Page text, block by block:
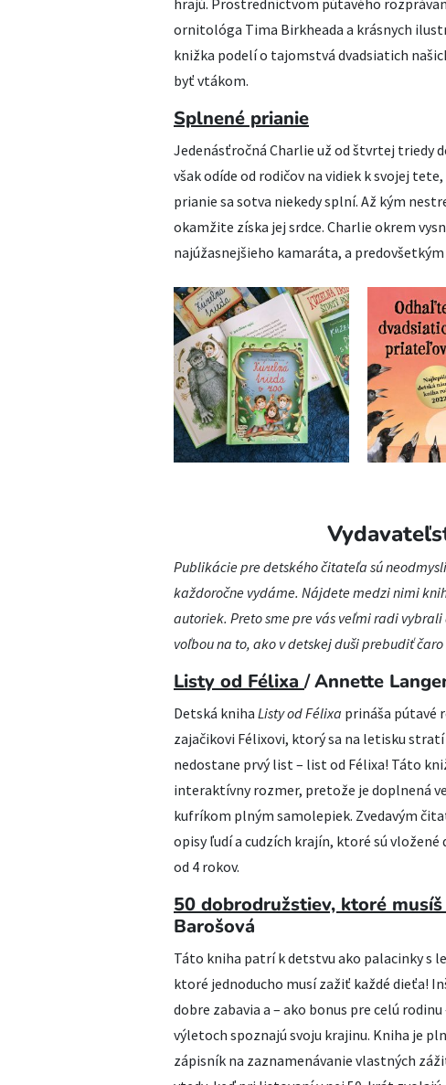
hrajú. Prostredníctvom pútavého
ornitológa Tima Birkheada a krásnych
knižka podelí o tajomstvá dvadsiatich
byť vtákom.
Splnené prianie
Jedenásťročná Charlie už od štvrtej triedy
však odíde od rodičov na vidiek k svojej
prianie sa sotva niekedy splní. Až kým
okamžite získa jej srdce. Charlie okrem
najúžasnejšieho kamaráta, a
Publikácie pre detského čitateľa sú
každoročne vydáme. Nájdete medzi nimi
autoriek. Preto sme pre vás veľmi radi
voľbou na to, ako v detskej duši prebudiť čaro
Listy od Félixa/Annette
Detská kniha Listy od Félixa prináša pútavé
zajačikovi Félixovi, ktorý sa na letisku
nedostane prvý list – list od Félixa! Táto
interaktívny rozmer, pretože je doplnená
kufríkom plným samolepiek. Zvedavým
opisy ľudí a cudzích krajín, ktoré sú
od 4 rokov.
50 dobrodružstiev, ktoré
Barošová
Táto kniha patrí k detstvu ako palacinky s
ktoré jednoducho musí zažiť každé dieťa!
dobre zabavia a – ako bonus pre celú
výletoch spoznajú svoju krajinu. Kniha je
zápisník na zaznamenávanie vlastných